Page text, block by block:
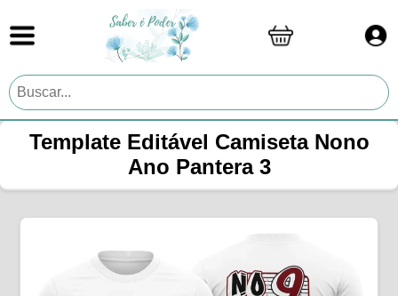
Template Editável Camiseta Nono
Ano Pantera 3